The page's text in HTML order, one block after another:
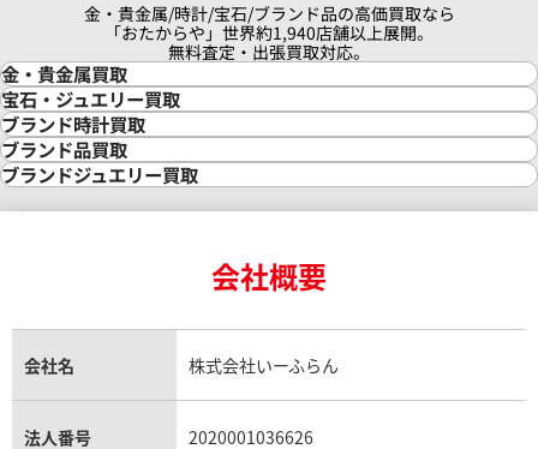
金・貴金属/時計/宝石/ブランド品の高価買取なら
「おたからや」世界約1,940店舗以上展開。
無料査定・出張買取対応。
金・貴金属買取
金買取
金の相場価格情報
金の参考買取価格一覧
インゴット買取
インゴットの相場価格情報
24金買取
金貨買取
貴金属買取
銀・シルバー買取
パラジウム買取
宝石・ジュエリー買取
宝石・ジュエリー買取
ダイヤモンド買取
ダイヤモンド・宝石の参考価格一覧
リング・結婚指輪買取
エメラルド買取
トパーズ買取
タンザナイト買取
キャッツアイ買取
ブランド時計買取
時計買取
ロレックス買取
ロレックス デイトナ買取
ロレックス サブマリーナー買取
ロレックス エクスプローラー買取
ロレックス デイトジャスト買取
パテック フィリップノーチラス買取
ヴァシュロン・コンスタンタン買取
ブランド品買取
ブランド買取
シャネル マトラッセ買取
セリーヌ買取
ブランドジュエリー買取
ヴァンクリーフ＆アーペル買取
ショーメ買取
ダミアーニ買取
会社概要
会社名 株式会社いーふらん
法人番号 2020001036626